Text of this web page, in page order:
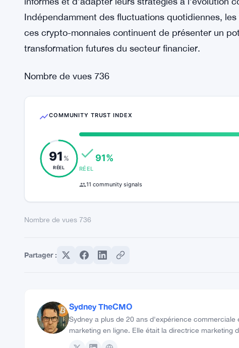
Indépendamment des fluctuations quotidiennes,
ces crypto-monnaies continuent de présenter un
transformation futures du secteur financier.
Nombre de vues 736
COMMUNITY TRUST INDEX
91 %
RÉEL RÉEL
91%
11 community signals
Nombre de vues 736
Partager :
Sydney TheCMO
Sydney a plus de 20 ans d'expérience
marketing en ligne. Elle était la directrice marketing